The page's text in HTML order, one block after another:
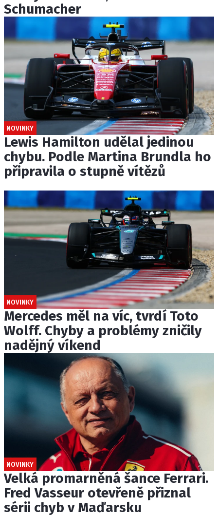
Schumacher
NOVINKY
Lewis Hamilton udělal jedinou
chybu. Podle Martina Brundla ho
připravila o stupně vítězů
NOVINKY
Mercedes měl na víc, tvrdí Toto
Wolff. Chyby a problémy zničily
nadějný víkend
NOVINKY
Velká promarněná šance Ferrari.
Fred Vasseur otevřeně přiznal
sérii chyb v Maďarsku